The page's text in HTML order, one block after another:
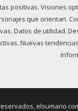
positivas. Visiones
que orientan.
Datos de utilidad.
Nuevas